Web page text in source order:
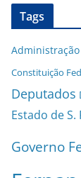
Tags
Constituição
Deputados
Estado de S.
Governo